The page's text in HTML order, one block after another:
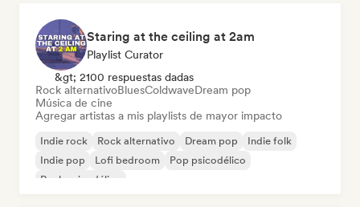
Staring at the ceiling at 2am
Playlist Curator
&gt; 2100 respuestas dadas
Rock alternativoBluesColdwaveDream pop
Música de cine
Agregar artistas a mis playlists de mayor impacto
Indie rock Rock alternativo Dream pop
Indie folk
Indie pop
Lofi bedroom
Pop psicodélico
Rock psicodélico